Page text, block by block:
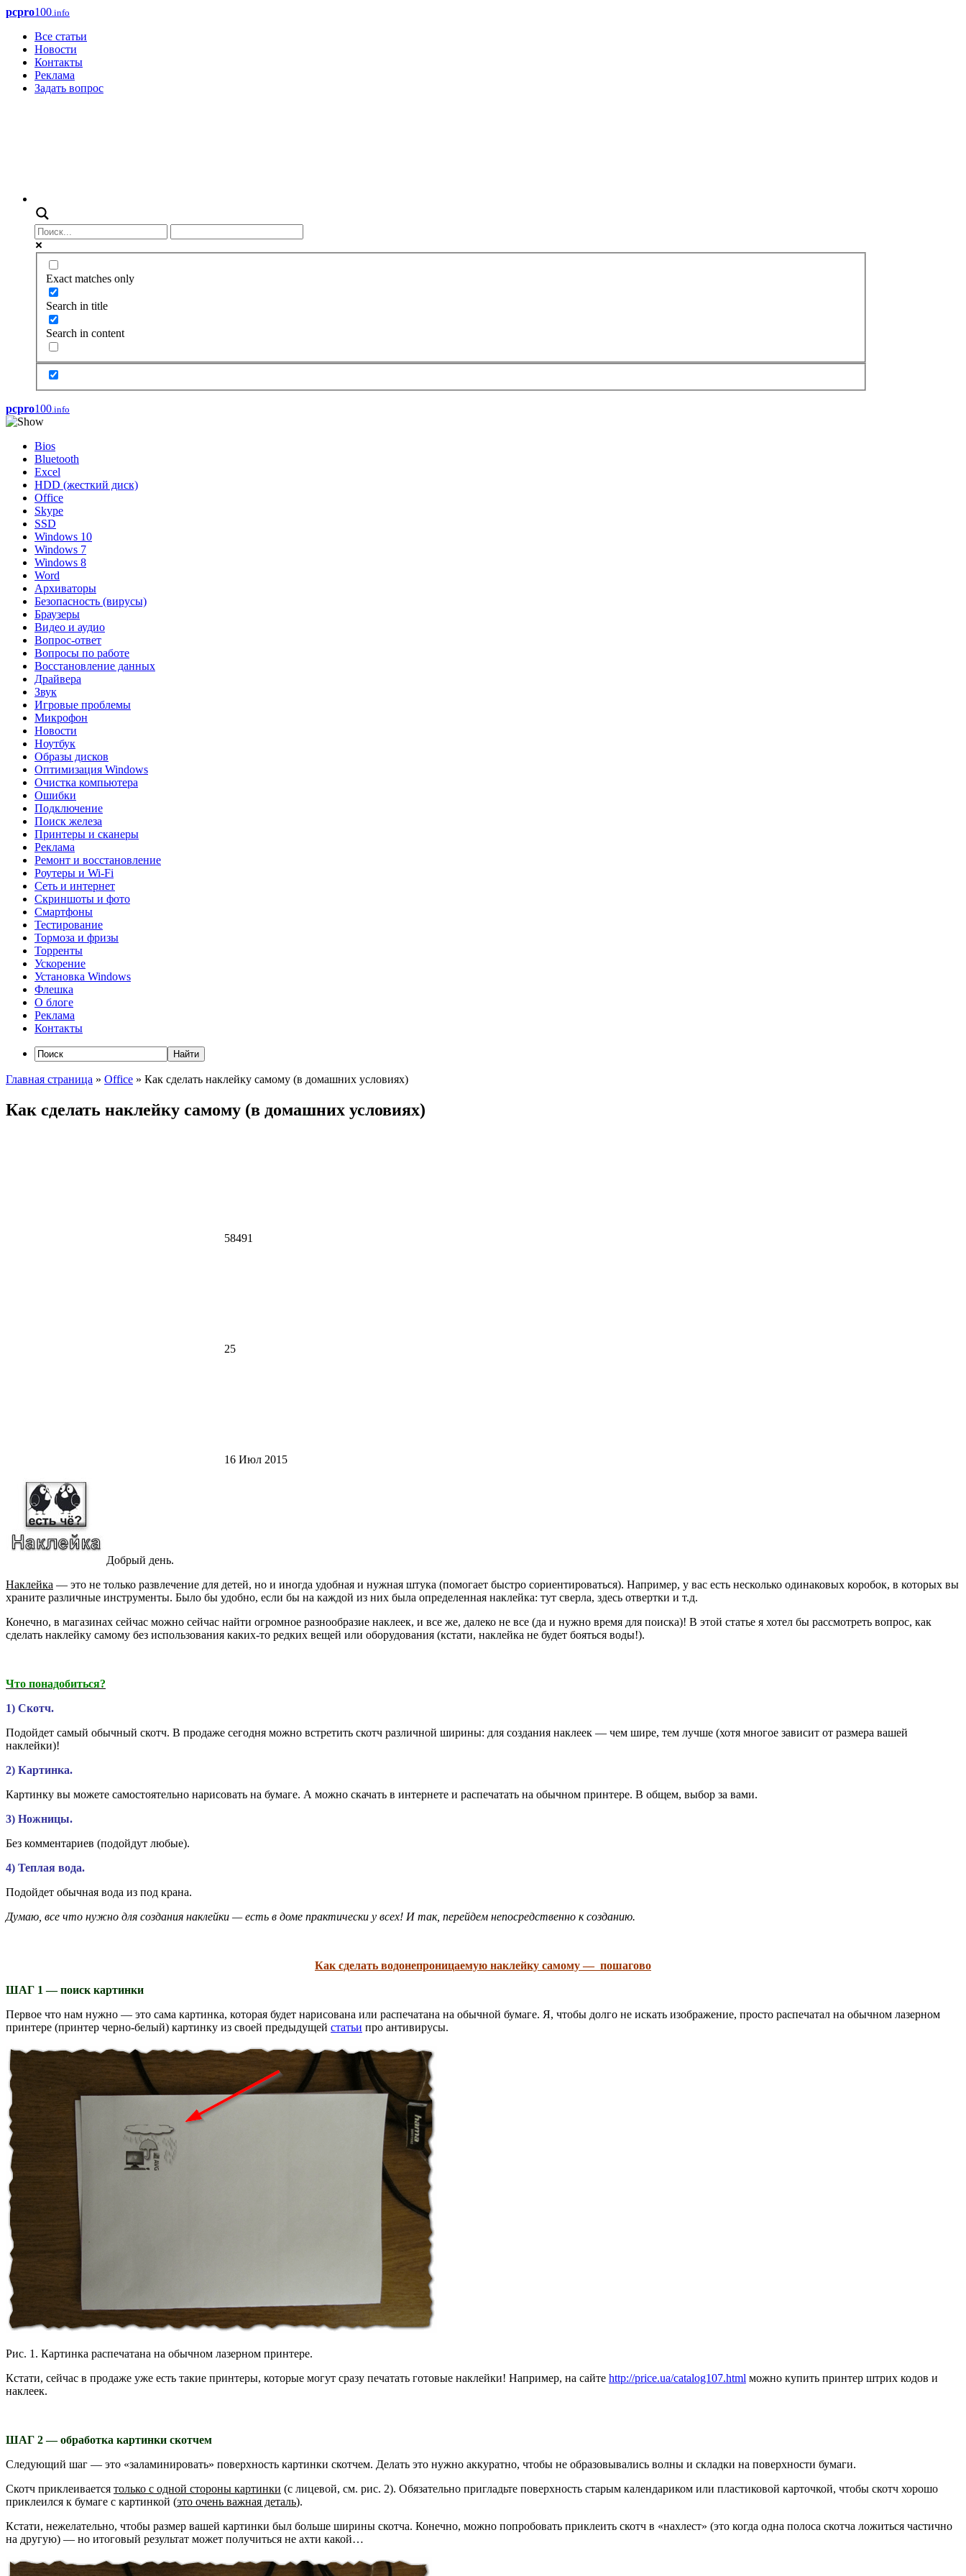
pcpro100.info
Все статьи
Новости
Контакты
Реклама
Задать вопрос
Exact matches only
Search in title
Search in content
pcpro100.info
Bios
Bluetooth
Excel
HDD (жесткий диск)
Office
Skype
SSD
Windows 10
Windows 7
Windows 8
Word
Архиваторы
Безопасность (вирусы)
Браузеры
Видео и аудио
Вопрос-ответ
Вопросы по работе
Восстановление данных
Драйвера
Звук
Игровые проблемы
Микрофон
Новости
Ноутбук
Образы дисков
Оптимизация Windows
Очистка компьютера
Ошибки
Подключение
Поиск железа
Принтеры и сканеры
Реклама
Ремонт и восстановление
Роутеры и Wi-Fi
Сеть и интернет
Скриншоты и фото
Смартфоны
Тестирование
Тормоза и фризы
Торренты
Ускорение
Установка Windows
Флешка
О блоге
Реклама
Контакты
Главная страница » Office » Как сделать наклейку самому (в домашних условиях)
Как сделать наклейку самому (в домашних условиях)
58491
25
16 Июл 2015
Добрый день.
Наклейка — это не только развлечение для детей, но и иногда удобная и нужная штука (помогает быстро сориентироваться). Например, у вас есть несколько одинаковых коробок, в которых вы
храните различные инструменты. Было бы удобно, если бы на каждой из них была определенная наклейка: тут сверла, здесь отвертки и т.д.
Конечно, в магазинах сейчас можно сейчас найти огромное разнообразие наклеек, и все же, далеко не все (да и нужно время для поиска)! В этой статье я хотел бы рассмотреть вопрос, как
сделать наклейку самому без использования каких-то редких вещей или оборудования (кстати, наклейка не будет бояться воды!).
Что понадобиться?
1) Скотч.
Подойдет самый обычный скотч. В продаже сегодня можно встретить скотч различной ширины: для создания наклеек — чем шире, тем лучше (хотя многое зависит от размера вашей
наклейки)!
2) Картинка.
Картинку вы можете самостоятельно нарисовать на бумаге. А можно скачать в интернете и распечатать на обычном принтере. В общем, выбор за вами.
3) Ножницы.
Без комментариев (подойдут любые).
4) Теплая вода.
Подойдет обычная вода из под крана.
Думаю, все что нужно для создания наклейки — есть в доме практически у всех! И так, перейдем непосредственно к созданию.
Как сделать водонепроницаемую наклейку самому — пошагово
ШАГ 1 — поиск картинки
Первое что нам нужно — это сама картинка, которая будет нарисована или распечатана на обычной бумаге. Я, чтобы долго не искать изображение, просто распечатал на обычном лазерном
принтере (принтер черно-белый) картинку из своей предыдущей статьи про антивирусы.
Рис. 1. Картинка распечатана на обычном лазерном принтере.
Кстати, сейчас в продаже уже есть такие принтеры, которые могут сразу печатать готовые наклейки! Например, на сайте http://price.ua/catalog107.html можно купить принтер штрих кодов и
наклеек.
ШАГ 2 — обработка картинки скотчем
Следующий шаг — это «заламинировать» поверхность картинки скотчем. Делать это нужно аккуратно, чтобы не образовывались волны и складки на поверхности бумаги.
Скотч приклеивается только с одной стороны картинки (с лицевой, см. рис. 2). Обязательно пригладьте поверхность старым календариком или пластиковой карточкой, чтобы скотч хорошо
приклеился к бумаге с картинкой (это очень важная деталь).
Кстати, нежелательно, чтобы размер вашей картинки был больше ширины скотча. Конечно, можно попробовать приклеить скотч в «нахлест» (это когда одна полоса скотча ложиться частично
на другую) — но итоговый результат может получиться не ахти какой…